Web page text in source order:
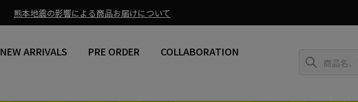
ス
イ
熊本地震の影響による商品お届けについて
NEW ARRIVALS PRE ORDER
COLLABORATION